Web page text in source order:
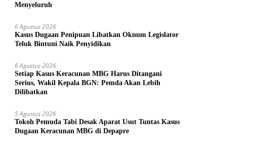
Menyeluruh
6 Agustus 2026
Kasus Dugaan Penipuan Libatkan Oknum Legislator
Teluk Bintuni Naik Penyidikan
6 Agustus 2026
Setiap Kasus Keracunan MBG Harus Ditangani
Serius, Wakil Kepala BGN: Pemda Akan Lebih
Dilibatkan
5 Agustus 2026
Tokoh Pemuda Tabi Desak Aparat Usut Tuntas Kasus
Dugaan Keracunan MBG di Depapre